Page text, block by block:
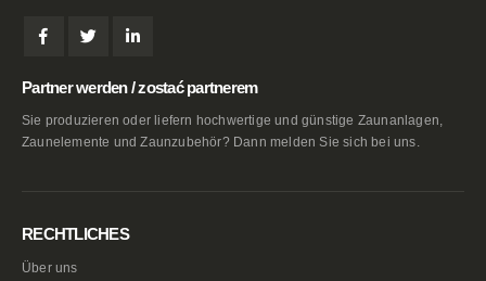
Partner werden / zostać partnerem
Sie produzieren oder liefern hochwertige und günstige Zaunanlagen,
Zaunelemente und Zaunzubehör? Dann melden Sie sich bei uns.
RECHTLICHES
Über uns